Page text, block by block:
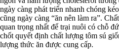
ngày càng phát triển nhanh chóng
cũng ngày càng “ăn nên làm ra”.
quan trọng nhất để trại nuôi có chỗ
chốt quyết định chất lượng tôm sú
lượng thức ăn được cung cấp.